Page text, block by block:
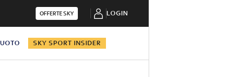
OFFERTE SKY LOGIN
SKY SPORT INSIDER